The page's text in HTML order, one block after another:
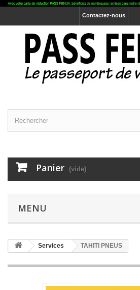
Contactez-nous
Panier (vide)
MENU
Services TAHITI PNEUS